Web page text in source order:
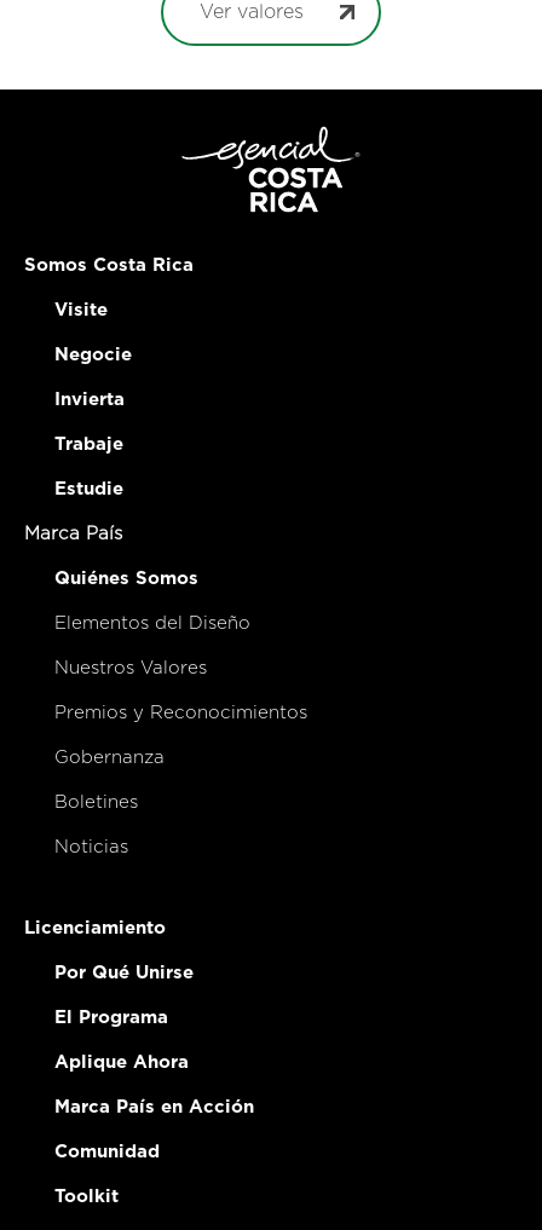
Ver valores
Somos Costa Rica
Visite
Negocie
Invierta
Trabaje
Estudie
Marca País
Quiénes Somos
Elementos del Diseño
Nuestros Valores
Premios y Reconocimientos
Gobernanza
Boletines
Noticias
Licenciamiento
Por Qué Unirse
El Programa
Aplique Ahora
Marca País en Acción
Comunidad
Toolkit